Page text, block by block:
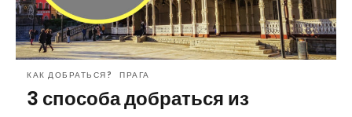
КАК ДОБРАТЬСЯ? ПРАГА
3 способа добраться из